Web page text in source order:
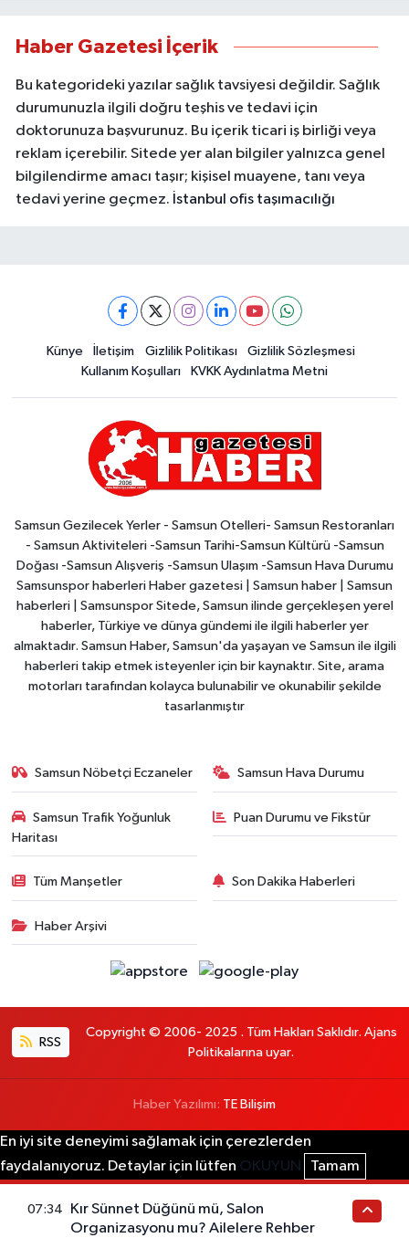
Haber Gazetesi İçerik
Bu kategorideki yazılar sağlık tavsiyesi değildir. Sağlık
durumunuzla ilgili doğru teşhis ve tedavi için
doktorunuza başvurunuz. Bu içerik ticari iş birliği veya
reklam içerebilir. Sitede yer alan bilgiler yalnızca genel
bilgilendirme amacı taşır; kişisel muayene, tanı veya
tedavi yerine geçmez. İstanbul ofis taşımacılığı
Künye İletişim Gizlilik Politikası
Gizlilik Sözleşmesi
Kullanım Koşulları
KVKK Aydınlatma Metni
Samsun Gezilecek Yerler - Samsun Otelleri- Samsun Restoranları
- Samsun Aktiviteleri -Samsun Tarihi-Samsun Kültürü -Samsun
Doğası -Samsun Alışveriş -Samsun Ulaşım -Samsun Hava Durumu
Samsunspor haberleri Haber gazetesi | Samsun haber | Samsun
haberleri | Samsunspor Sitede, Samsun ilinde gerçekleşen yerel
haberler, Türkiye ve dünya gündemi ile ilgili haberler yer
almaktadır. Samsun Haber, Samsun'da yaşayan ve Samsun ile ilgili
haberleri takip etmek isteyenler için bir kaynaktır. Site, arama
motorları tarafından kolayca bulunabilir ve okunabilir şekilde
tasarlanmıştır
Samsun Nöbetçi Eczaneler Samsun Hava Durumu
Samsun Trafik Yoğunluk
Haritası
Puan Durumu ve Fikstür
Tüm Manşetler Son Dakika Haberleri
Haber Arşivi
RSS
Copyright © 2006- 2025 . Tüm Hakları Saklıdır. Ajans
Politikalarına uyar.
Haber Yazılımı: TE Bilişim
En iyi site deneyimi sağlamak için çerezlerden
faydalanıyoruz. Detaylar için lütfen OKUYUN Tamam
07:34
Kır Sünnet Düğünü mü, Salon
Organizasyonu mu? Ailelere Rehber